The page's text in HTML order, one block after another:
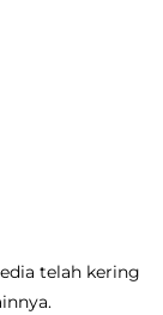
telah kering